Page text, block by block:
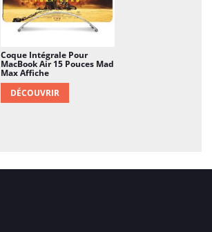
Coque Intégrale Pour
MacBook Air 15 Pouces Mad
Max Affiche
DÉCOUVRIR